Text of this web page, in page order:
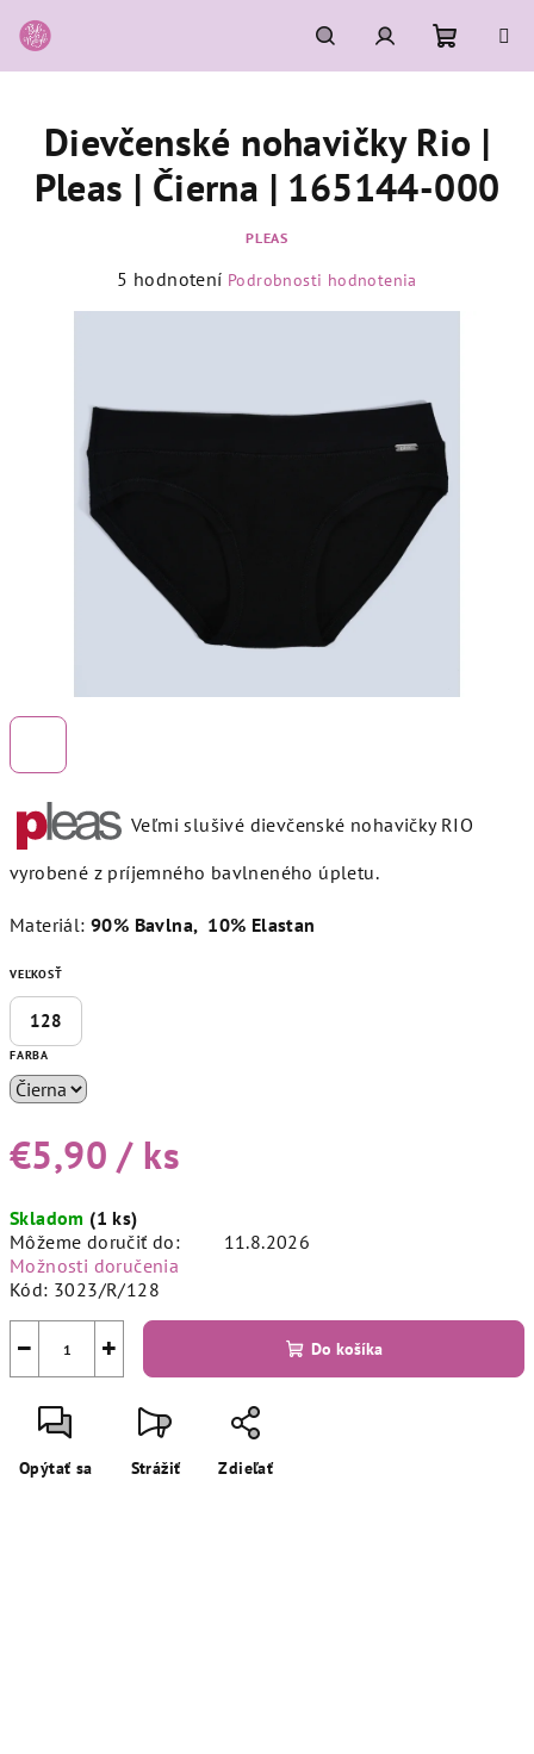
na
obsah
HľadaťPrihlásenie
košík
Veľmi slušivé dievčenské nohavičky RIO
vyrobené z príjemného bavlneného úpletu.
Materiál: 90% Bavlna, 10% Elastan
VEĽKOSŤ
128
FARBA
€5,90/ ks
cena:
Skladom (1 ks)
Môžeme doručiť do:
11.8.2026
Možnosti doručenia
Kód: 3023/R/128
+
− Do košíka
Opýtať sa Strážiť Zdieľať
Dievčenské nohavičky Rio |
Pleas | Čierna | 165144-000
PLEAS
Priemerné
5 hodnotení Podrobnosti hodnotenia